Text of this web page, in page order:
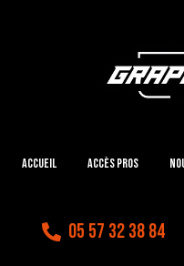
Accueil Accès Pros
05 57 32 38 84